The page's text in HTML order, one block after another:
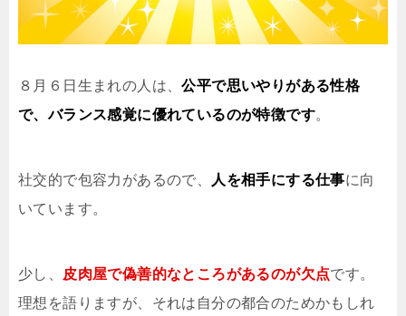
８月６日生まれの人は、公平で思いやりがある性格
で、バランス感覚に優れているのが特徴です。
社交的で包容力があるので、 人を相手にする仕事に向
いています。
少し、 皮肉屋で偽善的なところがあるのが欠点です。
理想を語りますが、それは自分の都合のためかもしれ